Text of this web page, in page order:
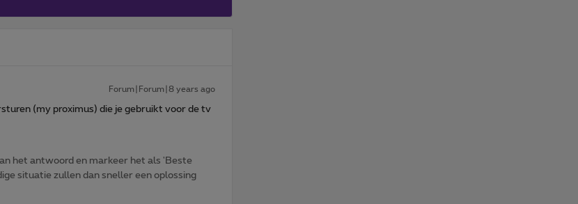
Forum|Forum|8 years ago
(my proximus) die je gebruikt voor de tv
het antwoord en markeer het als 'Beste
situatie zullen dan sneller een oplossing